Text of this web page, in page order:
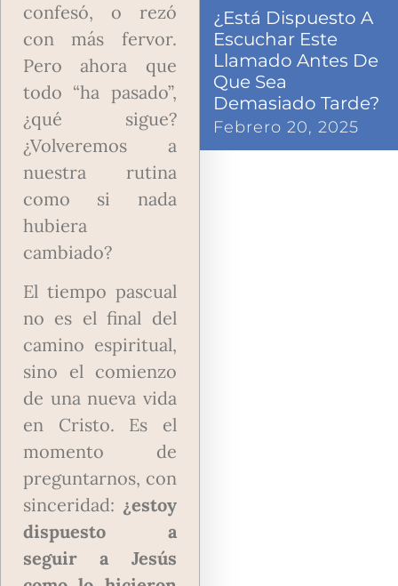
confesó, o rezó
con más fervor.
Pero ahora que
todo “ha pasado”,
¿qué sigue?
¿Volveremos a
nuestra rutina
como si nada
hubiera
cambiado?
El tiempo pascual
no es el final del
camino espiritual,
sino el comienzo
de una nueva vida
en Cristo. Es el
momento de
preguntarnos, con
sinceridad: ¿estoy
dispuesto a
seguir a Jesús
¿Está Dispuesto A
Escuchar Este
Llamado Antes De
Que Sea
Demasiado Tarde?
Febrero 20, 2025